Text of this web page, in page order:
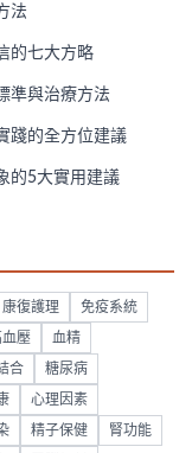
法
的七大方略
準與治療方法
踐的全方位建議
的5大實用建議
康復護理 免疫系統
血壓 血精
合 糖尿病
心理因素
精子保健 腎功能